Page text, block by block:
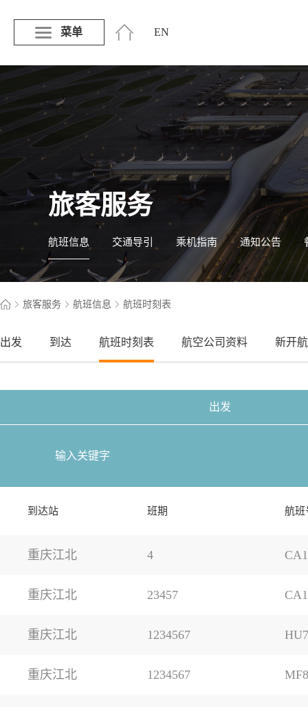
菜单 EN
旅客服务
航班信息 交通导引 乘机指南 通知公告
旅客服务 航班信息 航班时刻表
出发 到达 航班时刻表 航空公司资料 新开
出发
到达站 班期 航班
重庆江北 4
重庆江北 23457
重庆江北 1234567
重庆江北 1234567